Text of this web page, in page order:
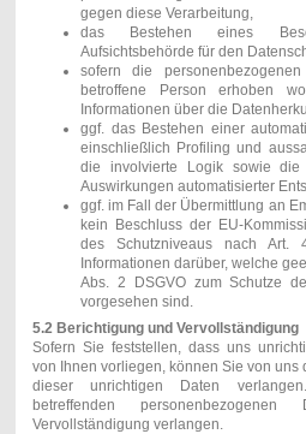
gegen diese Verarbeitung,
das Bestehen eines
Aufsichtsbehörde für den
sofern die
betroffene Person erhoben
Informationen über die
ggf. das Bestehen einer
einschließlich Profiling und
die involvierte Logik sowie die
Auswirkungen automatisierter
ggf. im Fall der Übermittlung an
kein Beschluss der EU-
des Schutzniveaus nach Art.
Informationen darüber, welche
Abs. 2 DSGVO zum Schutze
vorgesehen sind.
5.2 Berichtigung und Vervollständigung
Sofern Sie feststellen, dass uns
von Ihnen vorliegen, können Sie von
dieser unrichtigen Daten
betreffenden
Vervollständigung verlangen.